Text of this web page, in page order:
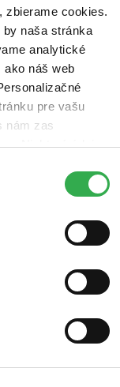
zbierame cookies.
by naša stránka
analytické
náš web
pre vašu
nám zas
Niektoré údaje
Ďakujeme!